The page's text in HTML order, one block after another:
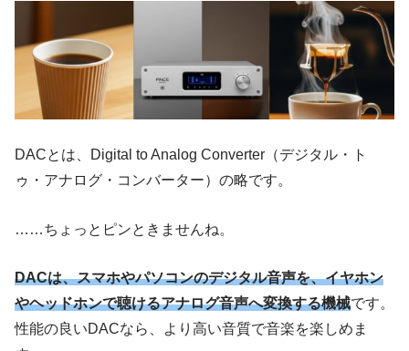
DACとは、Digital to Analog Converter（デジタル・ト
ゥ・アナログ・コンバーター）の略です。
……ちょっとピンときませんね。
DACは、スマホやパソコンのデジタル音声を、イヤホン
やヘッドホンで聴けるアナログ音声へ変換する機械です。
性能の良いDACなら、より高い音質で音楽を楽しめま